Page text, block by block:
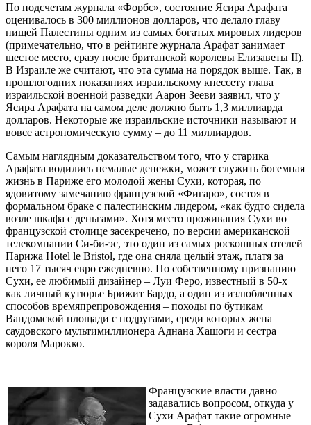
По подсчетам журнала «Форбс», состояние Ясира Арафата
оценивалось в 300 миллионов долларов, что делало главу
нищей Палестины одним из самых богатых мировых лидеров
(примечательно, что в рейтинге журнала Арафат занимает
шестое место, сразу после британской королевы Елизаветы II).
В Израиле же считают, что эта сумма на порядок выше. Так, в
прошлогодних показаниях израильскому кнессету глава
израильской военной разведки Аарон Зееви заявил, что у
Ясира Арафата на самом деле должно быть 1,3 миллиарда
долларов. Некоторые же израильские источники называют и
вовсе астрономическую сумму – до 11 миллиардов.
Самым наглядным доказательством того, что у старика
Арафата водились немалые денежки, может служить богемная
жизнь в Париже его молодой жены Сухи, которая, по
ядовитому замечанию французской «Фигаро», состоя в
формальном браке с палестинским лидером, «как будто сидела
возле шкафа с деньгами». Хотя место проживания Сухи во
французской столице засекречено, по версии американской
телекомпании Си-би-эс, это один из самых роскошных отелей
Парижа Hotel le Bristol, где она сняла целый этаж, платя за
него 17 тысяч евро ежедневно. По собственному признанию
Сухи, ее любимый дизайнер – Луи Феро, известный в 50-х
как личный кутюрье Брижит Бардо, а один из излюбленных
способов времяпрепровождения – походы по бутикам
Вандомской площади с подругами, среди которых жена
саудовского мультимиллионера Аднана Хашоги и сестра
короля Марокко.
Французские власти давно
задавались вопросом, откуда у
Сухи Арафат такие огромные